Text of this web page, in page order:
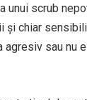
unui scrub
și chiar
agresiv sau nu